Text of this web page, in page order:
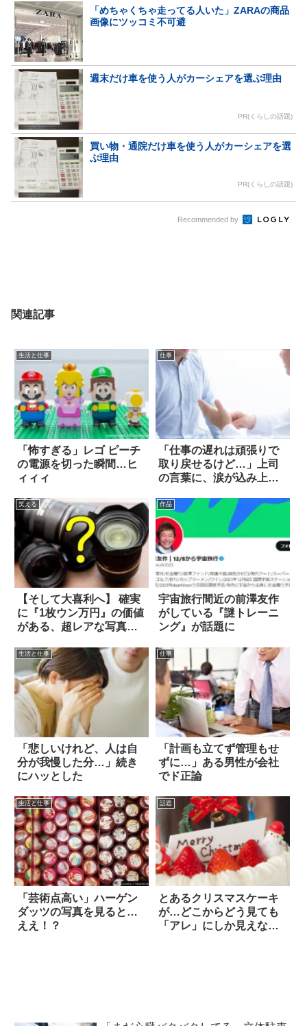
「めちゃくちゃ走ってる人いた」ZARAの商品
画像にツッコミ不可避
週末だけ車を使う人がカーシェアを選ぶ理由
PR(くらしの話題)
買い物・通院だけ車を使う人がカーシェアを選
ぶ理由
PR(くらしの話題)
Recommended by
関連記事
生活と仕事
「怖すぎる」レゴ ピーチ
の電源を切った瞬間…ヒ
ィィィ
仕事
「仕事の遅れは頑張りで
取り戻せるけど…」上司
の言葉に、涙が込み上げ
笑える
【そして大喜利へ】 確実
に『1枚ウン万円』の価値
がある、超レアな写真が
作品
宇宙旅行間近の前澤友作
がしている『謎トレーニ
ング』が話題に
生活と仕事
「悲しいけれど、人は自
分が我慢した分…」続き
にハッとした
仕事
「計画も立てず管理もせ
ずに…」ある男性が会社
でド正論
生活と仕事
「芸術点高い」ハーゲン
ダッツの写真を見ると…
ええ！？
話題
とあるクリスマスケーキ
が…どこからどう見ても
「アレ」にしか見えない